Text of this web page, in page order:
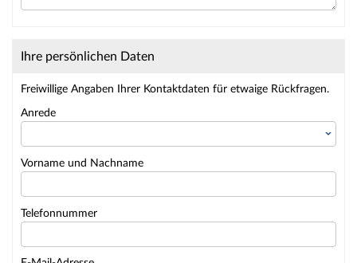
Ihre persönlichen Daten
Freiwillige Angaben Ihrer Kontaktdaten für etwaige Rückfragen.
Anrede
Vorname und Nachname
Telefonnummer